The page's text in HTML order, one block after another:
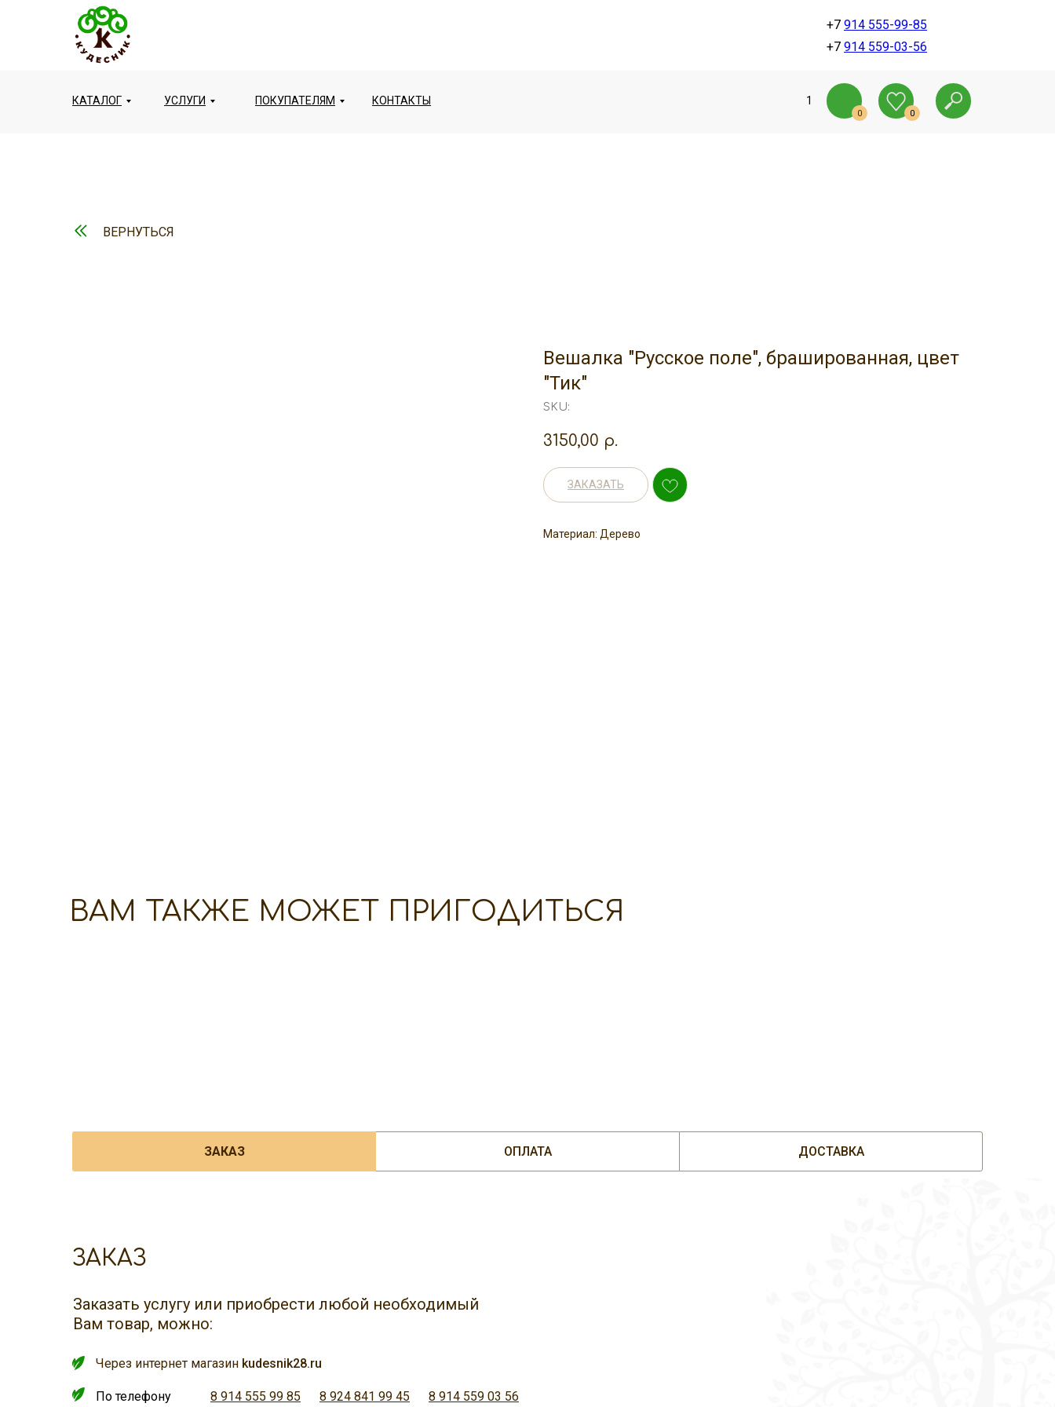
+7 914 559-03-56
+7 914 555-99-85
КОНТАКТЫ
КАТАЛОГ ПОКУПАТЕЛЯМ
УСЛУГИ
0 0
1
ВЕРНУТЬСЯ
Вешалка "Русское поле", брашированная, цвет
"Тик"
SKU:
3150,00 р.
ЗАКАЗАТЬ
Материал: Дерево
ВАМ ТАКЖЕ МОЖЕТ ПРИГОДИТЬСЯ
ЗАКАЗ ОПЛАТА ДОСТАВКА
ЗАКАЗ
8 914 555 99 85 8 924 841 99 45
По телефону 8 914 559 03 56
Через интернет магазин kudesnik28.ru
Заказать услугу или приобрести любой необходимый
Вам товар, можно: